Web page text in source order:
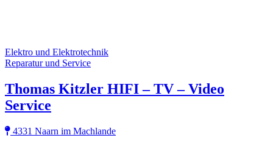
Elektro und Elektrotechnik
Reparatur und Service
Thomas Kitzler HIFI – TV – Video
Service
4331 Naarn im Machlande